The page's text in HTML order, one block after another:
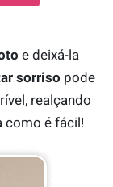
e deixá-la
sorriso pode
realçando
como é fácil!